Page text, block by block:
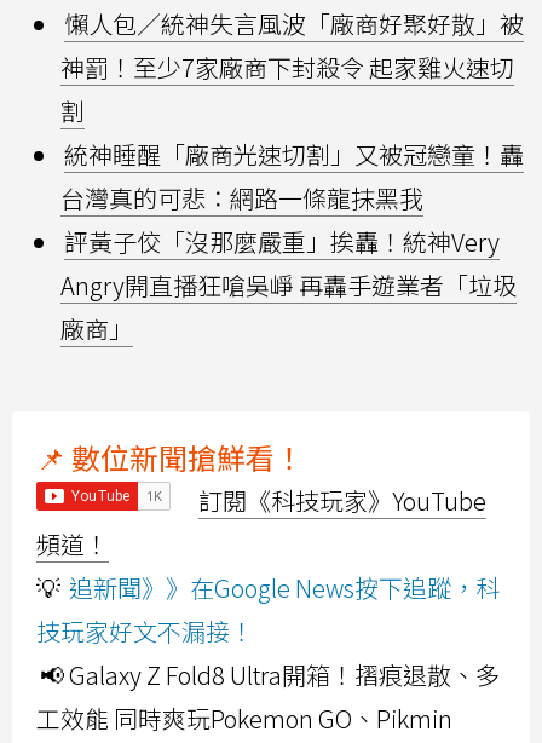
懶人包／統神失言風波「廠商好聚好散」被
神罰！至少7家廠商下封殺令 起家雞火速切
割
統神睡醒「廠商光速切割」又被冠戀童！轟
台灣真的可悲：網路一條龍抹黑我
評黃子佼「沒那麼嚴重」挨轟！統神Very
Angry開直播狂嗆吳崢 再轟手遊業者「垃圾
廠商」
📌 數位新聞搶鮮看！
訂閱《科技玩家》YouTube
頻道！
💡 追新聞》》在Google News按下追蹤，科
技玩家好文不漏接！
📢 Galaxy Z Fold8 Ultra開箱！摺痕退散、多
工效能 同時爽玩Pokemon GO、Pikmin